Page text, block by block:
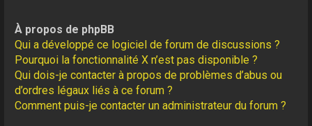
À propos de phpBB
Qui a développé ce logiciel de forum de discussions ?
Pourquoi la fonctionnalité X n’est pas disponible ?
Qui dois-je contacter à propos de problèmes d’abus ou
d’ordres légaux liés à ce forum ?
Comment puis-je contacter un administrateur du forum ?